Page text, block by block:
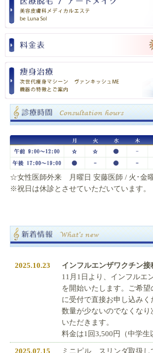
☆女性医師外来 月曜日 安藤医師 / 火･金
※祝日は休診とさせていただいています。
2025.10.23
インフルエンザワクチン接
11月1日より、インフルエ
を開始いたします。ご希
に受付で直接お申し込みく
数量が少ないのでなくなり
いただきます。
料金は1回3,500円（中学生
2025.07.15 ミニピル スリンダ取扱し